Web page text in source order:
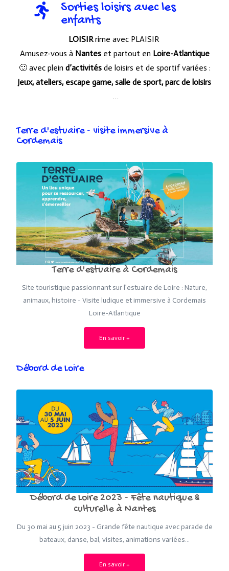
Sorties loisirs avec les
enfants
LOISIRrime avec PLAISIR
Amusez-vous à Nanteset partout en Loire-Atlantique
🙂 avec plein d’activitésde loisirs et de sportif variées :
jeux, ateliers, escape game, salle de sport, parc de loisirs
…
Terre d'estuaire - visite immersive à
Cordemais
Terre d'estuaire à Cordemais
Site touristique passionnant sur l’estuaire de Loire : Nature,
animaux, histoire - Visite ludique et immersive à Cordemais
Loire-Atlantique
En savoir +
Débord de Loire
Débord de Loire 2023 - Fête nautique &
culturelle à Nantes
Du 30 mai au 5 juin 2023 - Grande fête nautique avec parade de
bateaux, danse, bal, visites, animations variées…
En savoir +